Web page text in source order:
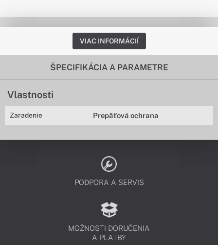
VIAC INFORMÁCIÍ
ŠPECIFIKÁCIA A PARAMETRE
Vlastnosti
Zaradenie Prepäťová ochrana
PODPORA A SERVIS
MOŽNOSTI DORUČENIA
A PLATBY